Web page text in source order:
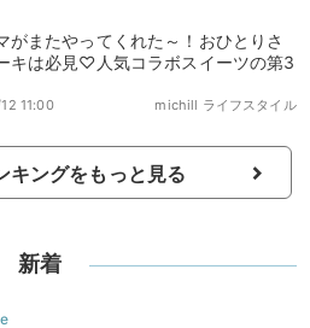
がまたやってくれた～！おひとりさ
キは必見♡人気コラボスイーツの第3
michill ライフスタイル
11:00
キングをもっと見る
新着